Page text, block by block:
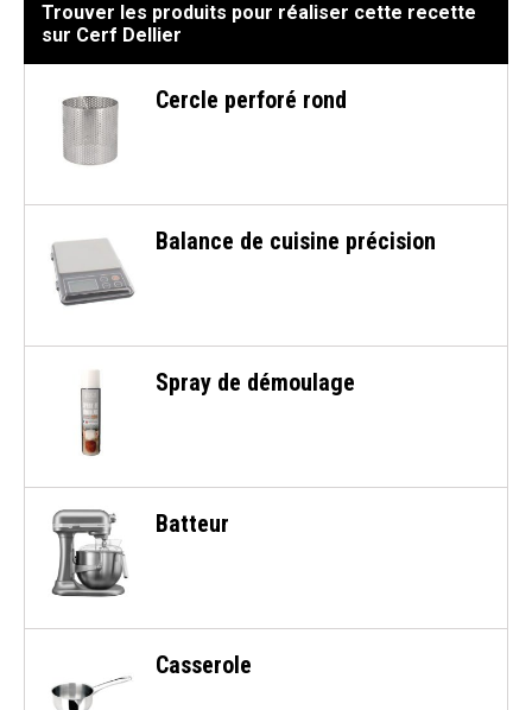
Trouver les produits pour réaliser cette recette
sur Cerf Dellier
Cercle perforé rond
Balance de cuisine précision
Spray de démoulage
Batteur
Casserole